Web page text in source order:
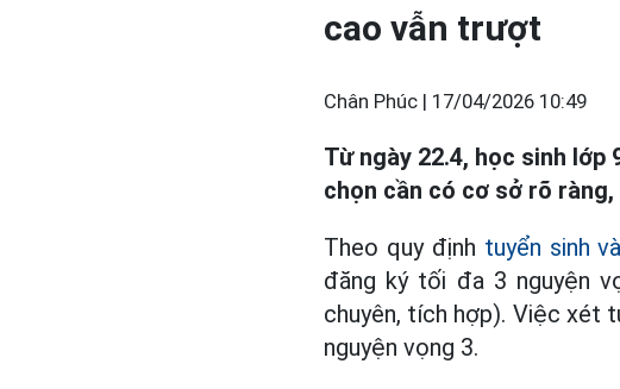
cao vẫn trượt
Chân Phúc | 17/04/2026 10:49
Từ ngày 22.4, học sinh lớp
chọn cần có cơ sở rõ
Theo quy định tuyển sinh
đăng ký tối đa 3 nguyện
chuyên, tích hợp). Việc xét
nguyện vọng 3.